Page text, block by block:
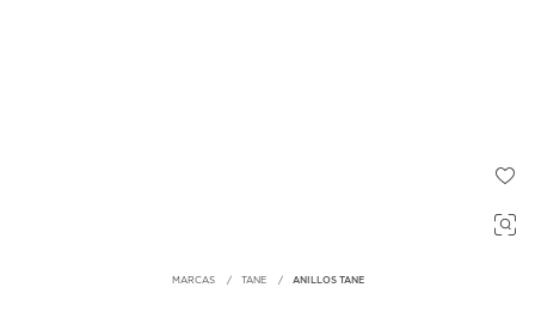
MARCAS TANE ANILLOS TANE